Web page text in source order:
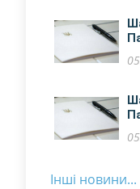
Інші новини...